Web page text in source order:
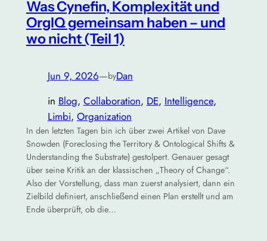
Was Cynefin, Komplexität und
OrgIQ gemeinsam haben – und
wo nicht (Teil 1)
Jun 9, 2026—byDan
in Blog, Collaboration, DE, Intelligence
Limbi, Organization
In den letzten Tagen bin ich über zwei Artikel von Dave
Snowden (Foreclosing the Territory & Ontological Shifts &
Understanding the Substrate) gestolpert. Genauer gesagt
über seine Kritik an der klassischen „Theory of Change“.
Also der Vorstellung, dass man zuerst analysiert, dann ein
Zielbild definiert, anschließend einen Plan erstellt und am
Ende überprüft, ob die…